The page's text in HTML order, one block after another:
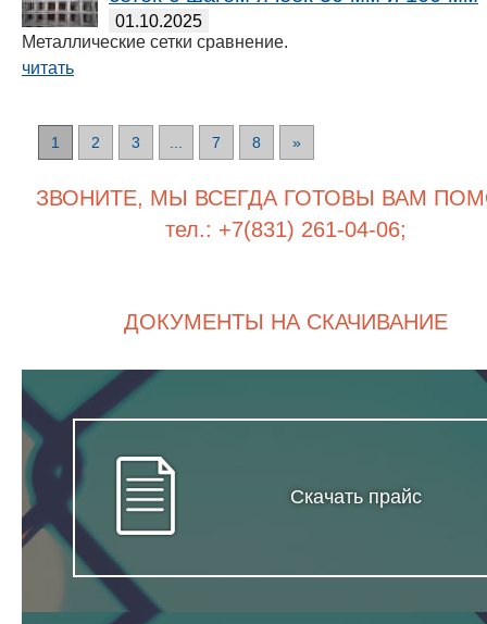
01.10.2025
Металлические сетки сравнение.
читать
1 2 3 7 8 »
ЗВОНИТЕ, МЫ ВСЕГДА ГОТОВЫ ВАМ
тел.: +7(831) 261-04-06;
ДОКУМЕНТЫ НА СКАЧИВАНИЕ
Скачать прайс